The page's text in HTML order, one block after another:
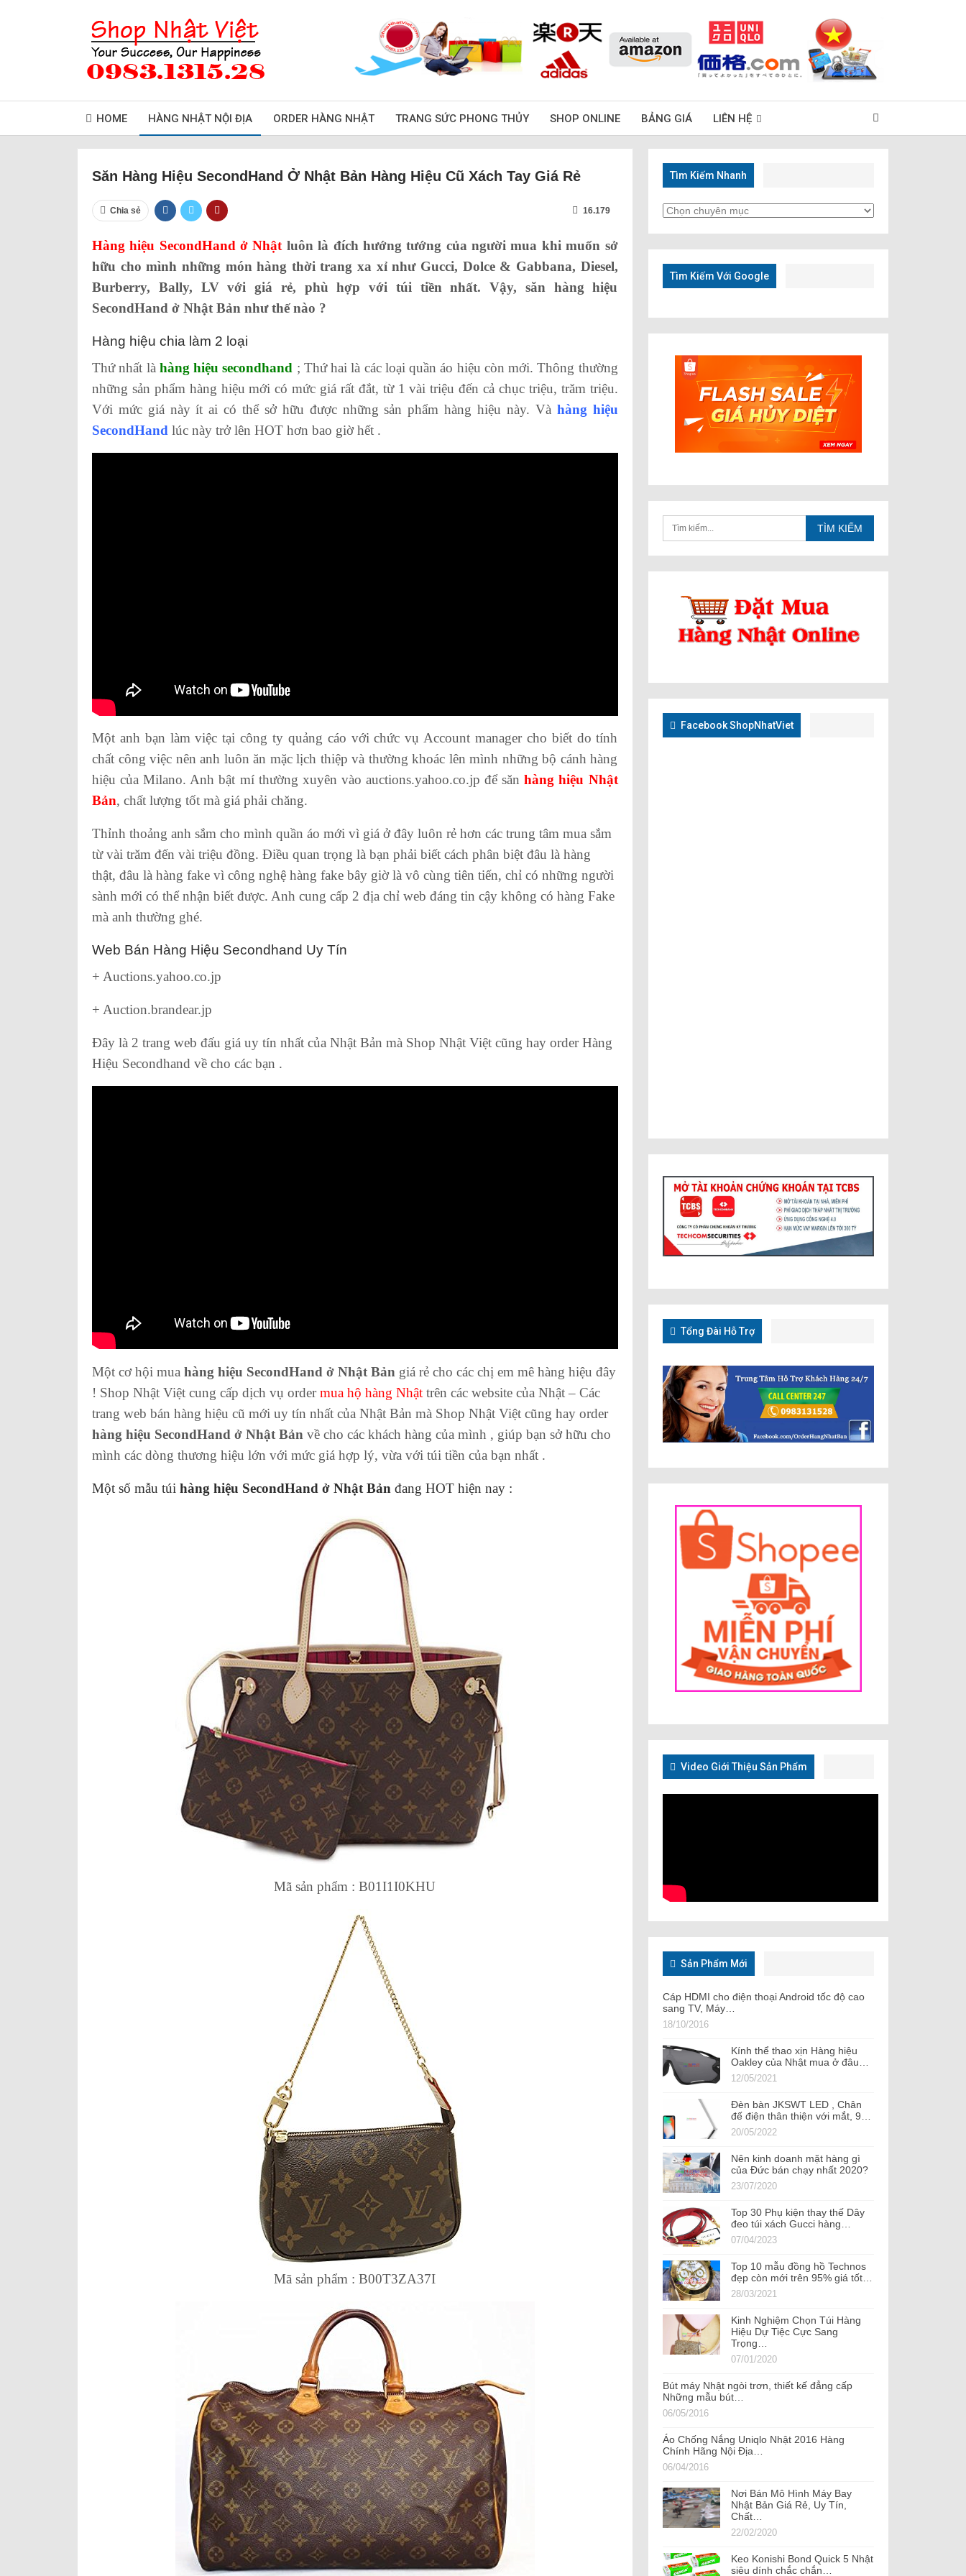
HOME HÀNG NHẬT NỘI ĐỊA ORDER HÀNG NHẬT TRANG SỨC PHONG THỦY SHOP ONLINE BẢNG GIÁ LIÊN HỆ
Săn Hàng Hiệu SecondHand Ở Nhật Bản Hàng Hiệu Cũ Xách Tay Giá Rẻ
Chia sẻ 16.179
Hàng hiệu SecondHand ở Nhật luôn là đích hướng tướng của người mua khi muốn sở
hữu cho mình những món hàng thời trang xa xỉ như Gucci, Dolce & Gabbana, Diesel,
Burberry, Bally, LV với giá rẻ, phù hợp với túi tiền nhất. Vậy, săn hàng hiệu
SecondHand ở Nhật Bản như thế nào ?
Hàng hiệu chia làm 2 loại
Thứ nhất là hàng hiệu secondhand ; Thứ hai là các loại quần áo hiệu còn mới. Thông thường
những sản phẩm hàng hiệu mới có mức giá rất đắt, từ 1 vài triệu đến cả chục triệu, trăm triệu.
Với mức giá này ít ai có thể sở hữu được những sản phẩm hàng hiệu này. Và hàng hiệu
SecondHand lúc này trở lên HOT hơn bao giờ hết .
Một anh bạn làm việc tại công ty quảng cáo với chức vụ Account manager cho biết do tính
chất công việc nên anh luôn ăn mặc lịch thiệp và thường khoác lên mình những bộ cánh hàng
hiệu của Milano. Anh bật mí thường xuyên vào auctions.yahoo.co.jp để sănhàng hiệu Nhật
Bản, chất lượng tốt mà giá phải chăng.
Thỉnh thoảng anh sắm cho mình quần áo mới vì giá ở đây luôn rẻ hơn các trung tâm mua sắm
từ vài trăm đến vài triệu đồng. Điều quan trọng là bạn phải biết cách phân biệt đâu là hàng
thật, đâu là hàng fake vì công nghệ hàng fake bây giờ là vô cùng tiên tiến, chỉ có những người
sành mới có thể nhận biết được. Anh cung cấp 2 địa chỉ web đáng tin cậy không có hàng Fake
mà anh thường ghé.
Web Bán Hàng Hiệu Secondhand Uy Tín
+ Auctions.yahoo.co.jp
+ Auction.brandear.jp
Đây là 2 trang web đấu giá uy tín nhất của Nhật Bản mà Shop Nhật Việt cũng hay order Hàng
Hiệu Secondhand về cho các bạn .
Một cơ hội mua hàng hiệu SecondHand ở Nhật Bản giá rẻ cho các chị em mê hàng hiệu đây
! Shop Nhật Việt cung cấp dịch vụ ordermua hộ hàng Nhật trên các website của Nhật – Các
trang web bán hàng hiệu cũ mới uy tín nhất của Nhật Bản mà Shop Nhật Việt cũng hay order
hàng hiệu SecondHand ở Nhật Bản về cho các khách hàng của mình , giúp bạn sở hữu cho
mình các dòng thương hiệu lớn với mức giá hợp lý, vừa với túi tiền của bạn nhất .
Một số mẫu túi hàng hiệu SecondHand ở Nhật Bản đang HOT hiện nay :
Mã sản phẩm : B01I1I0KHU
Mã sản phẩm : B00T3ZA37I
Tìm Kiếm Nhanh
Tìm
Tìm Kiếm Với Google
Facebook ShopNhatViet
Tổng Đài Hỗ Trợ
Video Giới Thiệu Sản Phẩm
Sản Phẩm Mới
Cáp HDMI cho điện thoại Android tốc độ cao
sang TV, Máy…
18/10/2016
Kính thể thao xịn Hàng hiệu
Oakley của Nhật mua ở đâu…
12/05/2021
Đèn bàn JKSWT LED , Chân
đế điện thân thiện với mắt, 9…
20/05/2022
Nên kinh doanh mặt hàng gì
của Đức bán chạy nhất 2020?
23/07/2020
Top 30 Phụ kiện thay thế Dây
đeo túi xách Gucci hàng…
07/04/2023
Top 10 mẫu đồng hồ Technos
đẹp còn mới trên 95% giá tốt…
28/03/2021
Kinh Nghiệm Chọn Túi Hàng
Hiệu Dự Tiệc Cực Sang
Trọng…
07/01/2020
Bút máy Nhật ngòi trơn, thiết kế đẳng cấp
Những mẫu bút…
06/05/2016
Áo Chống Nắng Uniqlo Nhật 2016 Hàng
Chính Hãng Nội Địa…
06/04/2016
Nơi Bán Mô Hình Máy Bay
Nhật Bản Giá Rẻ, Uy Tín,
Chất…
22/02/2020
Keo Konishi Bond Quick 5 Nhật
siêu dính chắc chắn…